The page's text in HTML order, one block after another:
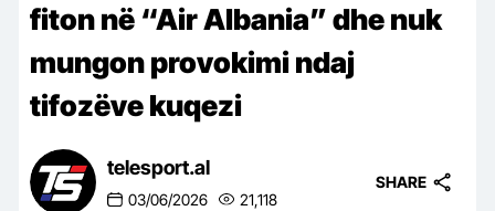
fiton në “Air Albania” dhe nuk
mungon provokimi ndaj
tifozëve kuqezi
telesport.al
03/06/2026 21,118
SHARE